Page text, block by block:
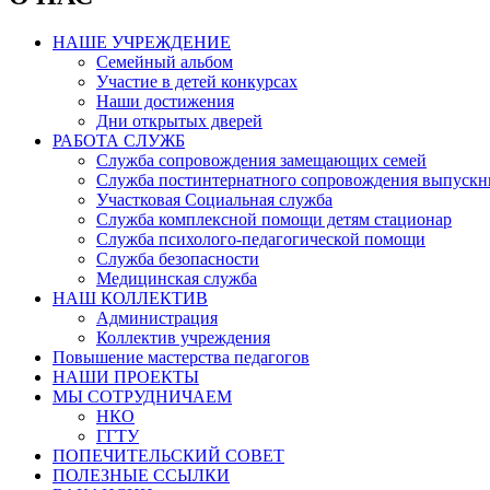
НАШЕ УЧРЕЖДЕНИЕ
Семейный альбом
Участие в детей конкурсах
Наши достижения
Дни открытых дверей
РАБОТА СЛУЖБ
Служба сопровождения замещающих семей
Служба постинтернатного сопровождения
Участковая Социальная служба
Служба комплексной помощи детям стационар
Служба психолого-педагогической помощи
Служба безопасности
Медицинская служба
НАШ КОЛЛЕКТИВ
Администрация
Коллектив учреждения
Повышение мастерства педагогов
НАШИ ПРОЕКТЫ
МЫ СОТРУДНИЧАЕМ
НКО
ГГТУ
ПОПЕЧИТЕЛЬСКИЙ СОВЕТ
ПОЛЕЗНЫЕ ССЫЛКИ